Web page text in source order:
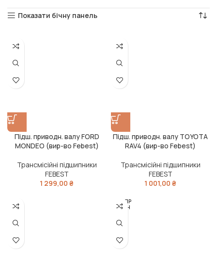
Показати бічну панель
Підш. приводн. валу FORD
MONDEO (вир-во Febest)
Трансмісійні підшипники
FEBEST
1 299,00 ₴
Підш. приводн. валу TOYOTA
RAV4 (вир-во Febest)
Трансмісійні підшипники
FEBEST
1 001,00 ₴
РОЗПР
ОДАН